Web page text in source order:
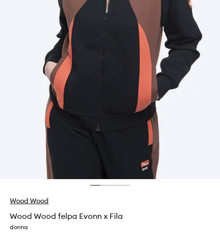
Wood Wood
Wood Wood felpa Evonn x Fila
donna